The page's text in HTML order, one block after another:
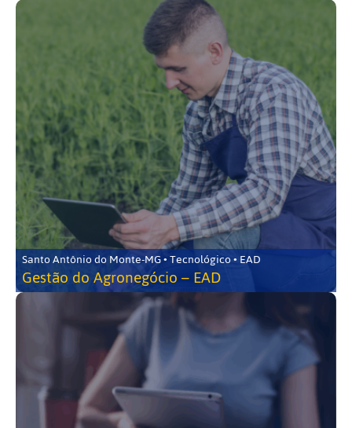
Santo Antônio do Monte-MG • Tecnológico • EAD
Gestão do Agronegócio – EAD